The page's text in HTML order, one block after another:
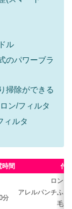
ル
のパワーブラ
掃除ができる
ン/フィルタ
ィルタ
時間 付
分
ロング
アレルパンチふ
毛ブ